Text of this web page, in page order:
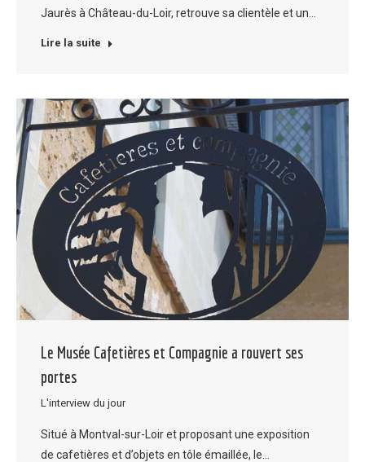
Jaurès à Château-du-Loir, retrouve sa clientèle et un…
Lire la suite
Le Musée Cafetières et Compagnie a rouvert ses
portes
L'interview du jour
Situé à Montval-sur-Loir et proposant une exposition
de cafetières et d’objets en tôle émaillée, le…